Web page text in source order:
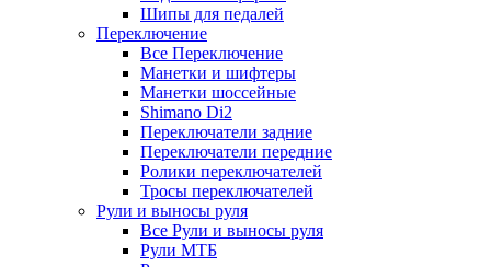
Шипы для педалей
Переключение
Все Переключение
Манетки и шифтеры
Манетки шоссейные
Shimano Di2
Переключатели задние
Переключатели передние
Ролики переключателей
Тросы переключателей
Рули и выносы руля
Все Рули и выносы руля
Рули МТБ